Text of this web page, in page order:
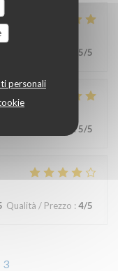
personali
5/5
:5/5
Qualità / Prezzo : 4/5
3